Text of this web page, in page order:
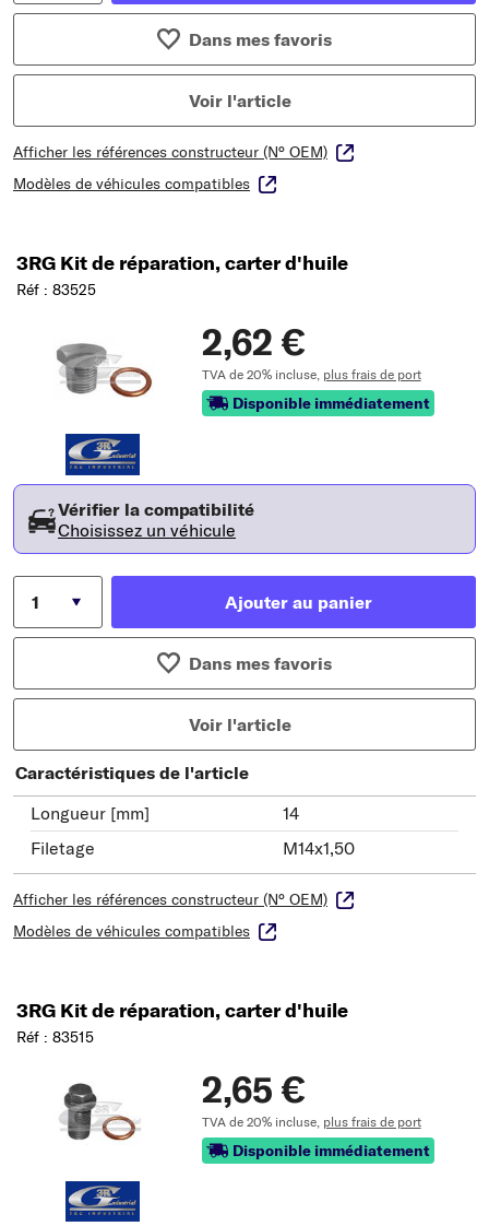
Dans mes favoris
Voir l'article
Afficher les références constructeur (N° OEM)
Modèles de véhicules compatibles
3RG Kit de réparation, carter d'huile
Réf : 83525
2,62 €
TVA de 20% incluse, plus frais de port
Disponible immédiatement
Vérifier la compatibilité
Choisissez un véhicule
Ajouter au panier
Dans mes favoris
Voir l'article
Caractéristiques de l'article
Longueur [mm]
14
Filetage
M14x1,50
Afficher les références constructeur (N° OEM)
Modèles de véhicules compatibles
3RG Kit de réparation, carter d'huile
Réf : 83515
2,65 €
TVA de 20% incluse, plus frais de port
Disponible immédiatement